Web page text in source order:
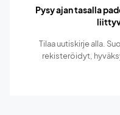
Pysy ajan tasalla
Tilaa uutiskirje alla.
rekisteröidyt,